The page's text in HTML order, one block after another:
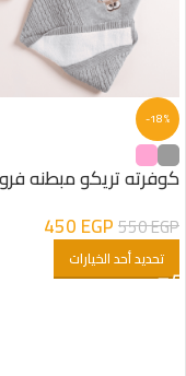
-18%
كوفرته تريكو مبطنه
550EGP
450EGP
تحديد أحد الخيارات